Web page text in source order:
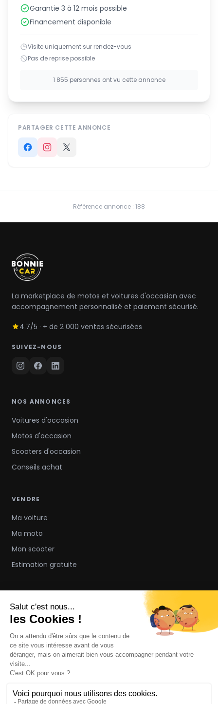
Garantie 3 à 12 mois possible
Financement disponible
Visite uniquement sur rendez-vous
Pas de reprise possible
1 855 personnes ont vu cette annonce
PARTAGER CETTE ANNONCE
Référence annonce : 188
La marketplace de motos et voitures d'occasion avec
accompagnement personnalisé et paiement sécurisé.
4.7/5 · + de 2 000 ventes sécurisées
SUIVEZ-NOUS
NOS ANNONCES
Voitures d'occasion
Motos d'occasion
Scooters d'occasion
Conseils achat
VENDRE
Ma voiture
Ma moto
Mon scooter
Estimation gratuite
Notre concept
Contact
Nous rejoindre
Communiqué de presse